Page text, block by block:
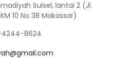
Sulsel, lantai 2 (Jl.
10 No 38 Makassar)
4244-8624